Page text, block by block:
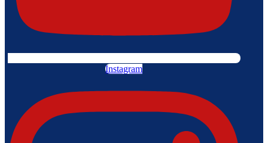
Instagram